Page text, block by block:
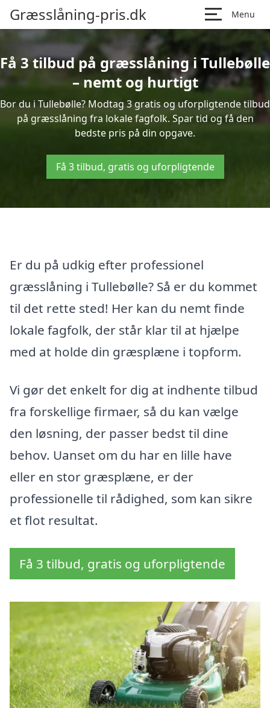
Græsslåning-pris.dk Menu
Få 3 tilbud på græsslåning i Tullebølle
– nemt og hurtigt
Bor du i Tullebølle? Modtag 3 gratis og uforpligtende tilbud
på græsslåning fra lokale fagfolk. Spar tid og få den
bedste pris på din opgave.
Få 3 tilbud, gratis og uforpligtende
Er du på udkig efter professionel
græsslåning i Tullebølle? Så er du kommet
til det rette sted! Her kan du nemt finde
lokale fagfolk, der står klar til at hjælpe
med at holde din græsplæne i topform.
Vi gør det enkelt for dig at indhente tilbud
fra forskellige firmaer, så du kan vælge
den løsning, der passer bedst til dine
behov. Uanset om du har en lille have
eller en stor græsplæne, er der
professionelle til rådighed, som kan sikre
et flot resultat.
Få 3 tilbud, gratis og uforpligtende